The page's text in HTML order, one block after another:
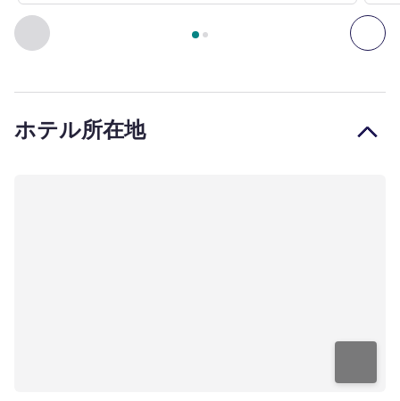
前に戻る - 客室 次
2ページ中 , 客室 1 : ダブルルーム：2名様用の大
ホテル所在地